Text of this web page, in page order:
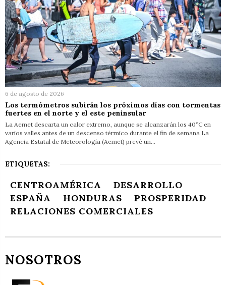
6 de agosto de 2026
Los termómetros subirán los próximos días con tormentas
fuertes en el norte y el este peninsular
La Aemet descarta un calor extremo, aunque se alcanzarán los 40ºC en
varios valles antes de un descenso térmico durante el fin de semana La
Agencia Estatal de Meteorología (Aemet) prevé un…
ETIQUETAS:
CENTROAMÉRICA
DESARROLLO
ESPAÑA
HONDURAS
PROSPERIDAD
RELACIONES COMERCIALES
NOSOTROS